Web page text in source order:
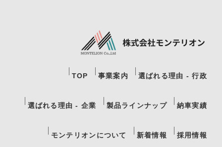
TOP 事業案内 選ばれる理由 - 行政
選ばれる理由 - 企業 製品ラインナップ 納車実績
モンテリオンについて 新着情報 採用情報